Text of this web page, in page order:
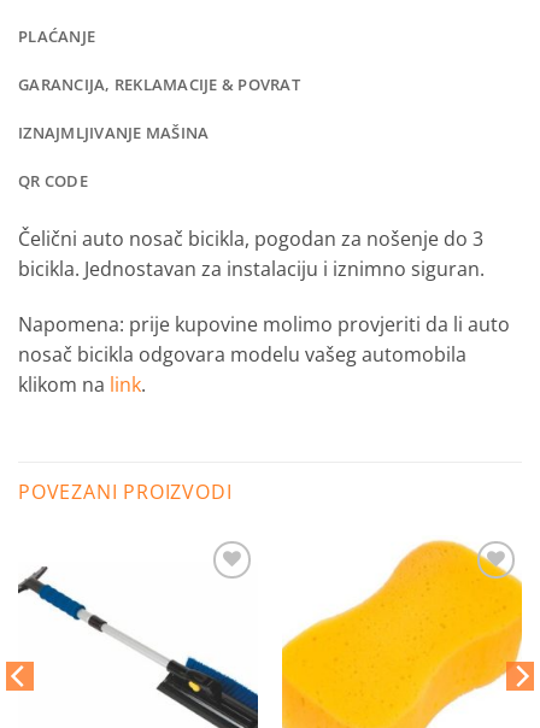
PLAĆANJE
GARANCIJA, REKLAMACIJE & POVRAT
IZNAJMLJIVANJE MAŠINA
QR CODE
Čelični auto nosač bicikla, pogodan za nošenje do 3
bicikla. Jednostavan za instalaciju i iznimno siguran.
Napomena: prije kupovine molimo provjeriti da li auto
nosač bicikla odgovara modelu vašeg automobila
klikom na link.
POVEZANI PROIZVODI
listu
želja